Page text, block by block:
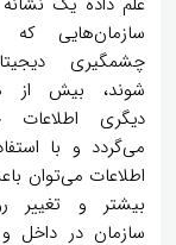
سازمان‌هایی
چشمگیری
شوند، بیش از
دیگری اطلاعات
می‌گردد و با
اطلاعات می‌توان
بیشتر و تغییر
سازمان در داخل